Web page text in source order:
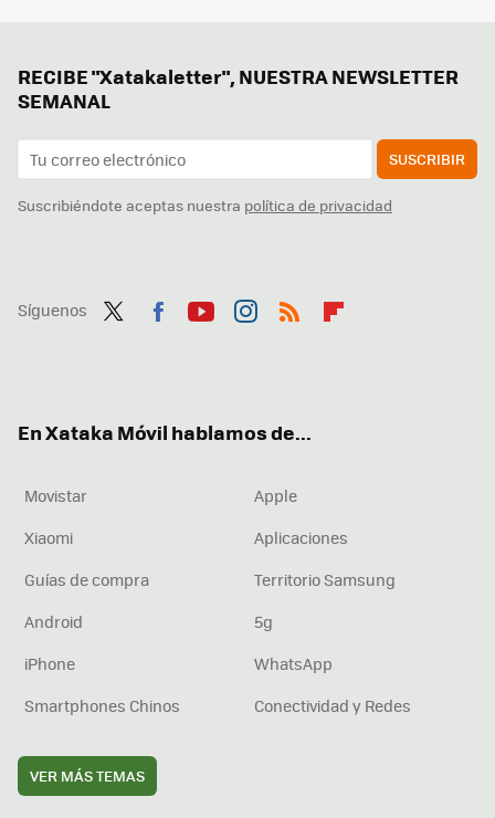
RECIBE "Xatakaletter", NUESTRA NEWSLETTER
SEMANAL
SUSCRIBIR
Suscribiéndote aceptas nuestra política de privacidad
Síguenos
En Xataka Móvil hablamos de...
Movistar
Apple
Xiaomi
Aplicaciones
Guías de compra
Territorio Samsung
Android
5g
iPhone
WhatsApp
Smartphones Chinos
Conectividad y Redes
VER MÁS TEMAS